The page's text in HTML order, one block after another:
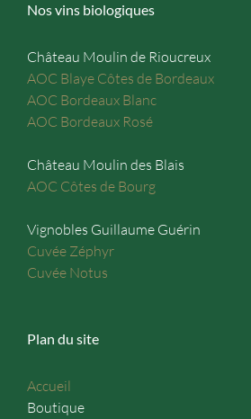
Nos vins biologiques
Château Moulin de Rioucreux
AOC Blaye Côtes de Bordeaux
AOC Bordeaux Blanc
AOC Bordeaux Rosé
Château Moulin des Blais
AOC Côtes de Bourg
Vignobles Guillaume Guérin
Cuvée Zéphyr
Cuvée Notus
Plan du site
Accueil
Boutique